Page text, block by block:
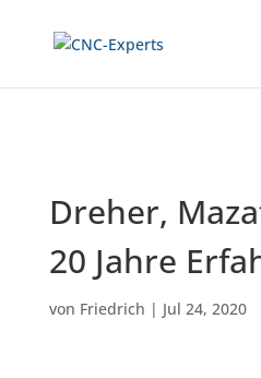
Dreher,
20 Jahre
von Friedrich | Jul 24, 2020